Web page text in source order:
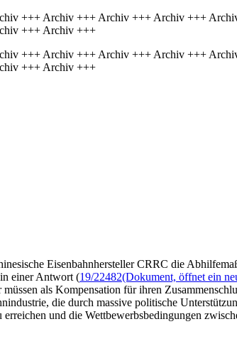
+++ Archiv +++ Archiv +++ Archiv +++
+++ Archiv +++
+++ Archiv +++ Archiv +++ Archiv +++
+++ Archiv +++
Eisenbahnhersteller CRRC die
einer Antwort (19/22482(Dokument, öffnet ein
als Kompensation für ihren
die durch massive politische
und die Wettbewerbsbedingungen